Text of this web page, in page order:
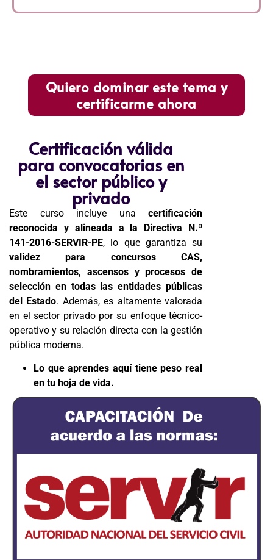
Quiero dominar este tema y
certificarme ahora
Certificación válida
para convocatorias en
el sector público y
privado
Este curso incluye unacertificación
reconocida y alineada a la Directiva N.º
141-2016-SERVIR-PE, lo que garantiza su
validez para concursos CAS,
nombramientos, ascensos y procesos de
selección en todas las entidades públicas
del Estado. Además, es altamente valorada
en el sector privado por su enfoque técnico-
operativo y su relación directa con la gestión
pública moderna.
Lo que aprendes aquí tiene peso real
en tu hoja de vida.